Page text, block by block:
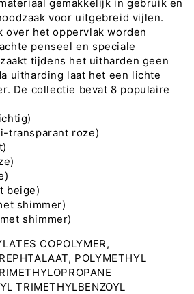
gemakkelijk in gebruik en
voor uitgebreid vijlen.
over het oppervlak worden
penseel en speciale
tijdens het uitharden geen
uitharding laat het een lichte
De collectie bevat 8 populaire
transparant roze)
beige)
shimmer)
shimmer)
COPOLYMER,
POLYMETHYL
TRIMETHYLBENZOYL